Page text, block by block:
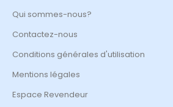
Qui sommes-nous?
Contactez-nous
Conditions générales d'utilisation
Mentions légales
Espace Revendeur